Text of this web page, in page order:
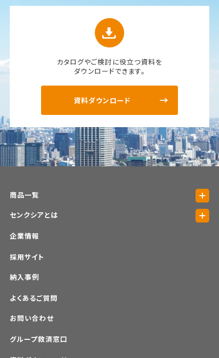
カタログやご検討に役立つ資料を
ダウンロードできます。
資料ダウンロード
商品一覧
センクシアとは
企業情報
採用サイト
納入事例
よくあるご質問
お問い合わせ
グループ救済窓口